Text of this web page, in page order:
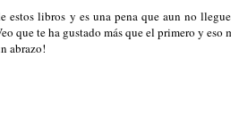
estos libros y es una pena que aun no
que te ha gustado más que el primero y eso
abrazo!